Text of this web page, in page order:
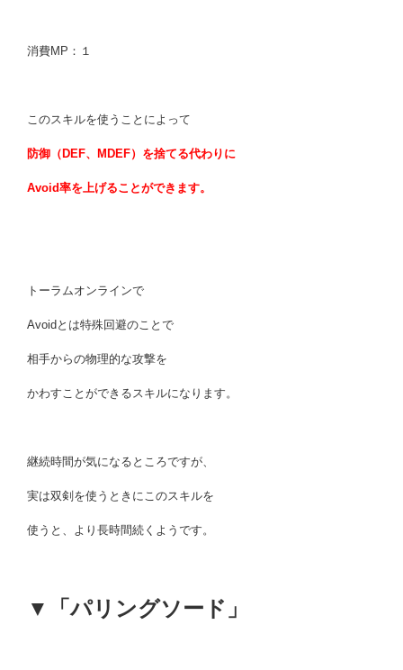
消費MP：１
このスキルを使うことによって
防御（DEF、MDEF）を捨てる代わりに
Avoid率を上げることができます。
トーラムオンラインで
Avoidとは特殊回避のことで
相手からの物理的な攻撃を
かわすことができるスキルになります。
継続時間が気になるところですが、
実は双剣を使うときにこのスキルを
使うと、より長時間続くようです。
▼「パリングソード」